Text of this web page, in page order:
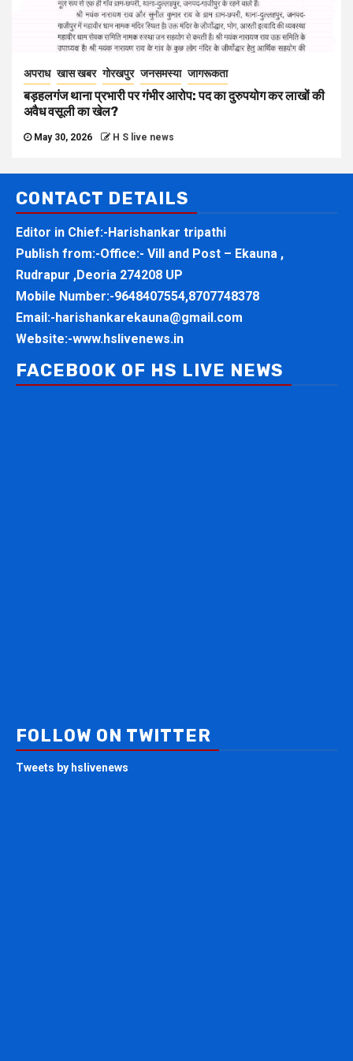
अपराध खास खबर गोरखपुर जनसमस्या जागरूकता
बड़हलगंज थाना प्रभारी पर गंभीर आरोप: पद का दुरुपयोग कर लाखों की
अवैध वसूली का खेल?
May 30, 2026 H S live news
CONTACT DETAILS
Editor in Chief:-Harishankar tripathi
Publish from:-Office:- Vill and Post – Ekauna ,
Rudrapur ,Deoria 274208 UP
Mobile Number:-9648407554,8707748378
Email:-harishankarekauna@gmail.com
Website:-www.hslivenews.in
FACEBOOK OF HS LIVE NEWS
FOLLOW ON TWITTER
Tweets by hslivenews